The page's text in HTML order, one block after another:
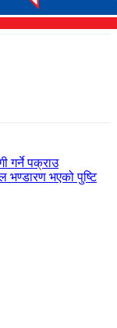
गर्ने पक्राउ
भएको पुष्टि